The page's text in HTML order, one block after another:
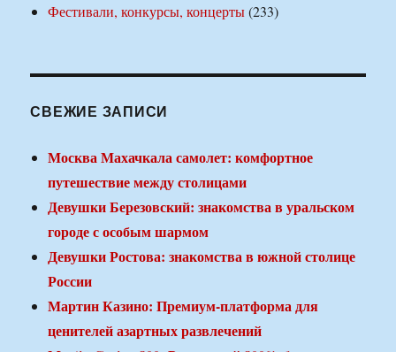
Фестивали, конкурсы, концерты(233)
СВЕЖИЕ ЗАПИСИ
Москва Махачкала самолет: комфортное
путешествие между столицами
Девушки Березовский: знакомства в уральском
городе с особым шармом
Девушки Ростова: знакомства в южной столице
России
Мартин Казино: Премиум-платформа для
ценителей азартных развлечений